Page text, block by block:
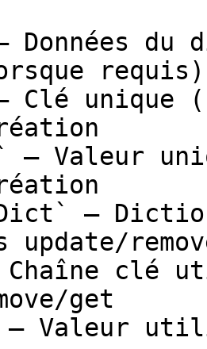
du
requis)
Clé
— Valeur
—
update/
clé
get
— Valeur